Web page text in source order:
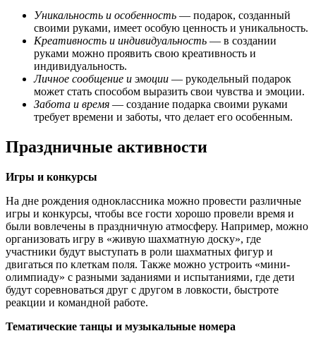
Уникальность и особенность — подарок, созданный
своими руками, имеет особую ценность и уникальность.
Креативность и индивидуальность — в создании
руками можно проявить свою креативность и
индивидуальность.
Личное сообщение и эмоции — рукодельный подарок
может стать способом выразить свои чувства и эмоции.
Забота и время — создание подарка своими руками
требует времени и заботы, что делает его особенным.
Праздничные активности
Игры и конкурсы
На дне рождения одноклассника можно провести различные
игры и конкурсы, чтобы все гости хорошо провели время и
были вовлечены в праздничную атмосферу. Например, можно
организовать игру в «живую шахматную доску», где
участники будут выступать в роли шахматных фигур и
двигаться по клеткам поля. Также можно устроить «мини-
олимпиаду» с разными заданиями и испытаниями, где дети
будут соревноваться друг с другом в ловкости, быстроте
реакции и командной работе.
Тематические танцы и музыкальные номера